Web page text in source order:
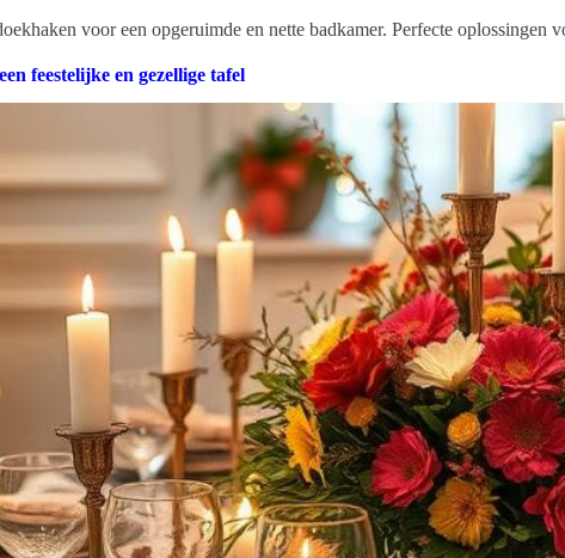
voor een opgeruimde en nette badkamer. Perfecte oplossingen
feestelijke en gezellige tafel